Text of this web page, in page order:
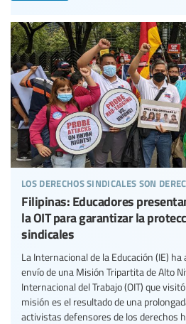
los derechos sindicales son
Filipinas: Educadores
la OIT para garantizar la
sindicales
La Internacional de la Educación (IE)
envío de una Misión Tripartita de Alto
Internacional del Trabajo (OIT) que
misión es el resultado de una
activistas defensores de los derechos